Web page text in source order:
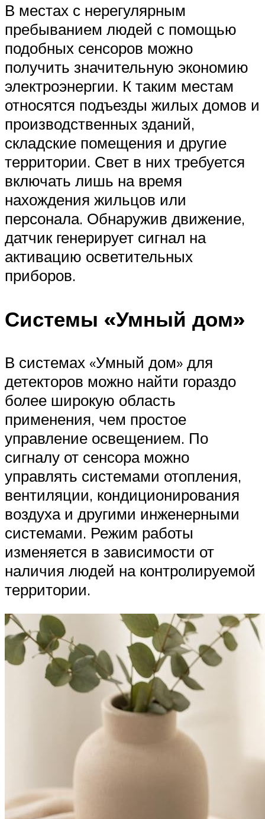
В местах с нерегулярным
пребыванием людей с помощью
подобных сенсоров можно
получить значительную экономию
электроэнергии. К таким местам
относятся подъезды жилых домов и
производственных зданий,
складские помещения и другие
территории. Свет в них требуется
включать лишь на время
нахождения жильцов или
персонала. Обнаружив движение,
датчик генерирует сигнал на
активацию осветительных
приборов.
Системы «Умный дом»
В системах «Умный дом» для
детекторов можно найти гораздо
более широкую область
применения, чем простое
управление освещением. По
сигналу от сенсора можно
управлять системами отопления,
вентиляции, кондиционирования
воздуха и другими инженерными
системами. Режим работы
изменяется в зависимости от
наличия людей на контролируемой
территории.